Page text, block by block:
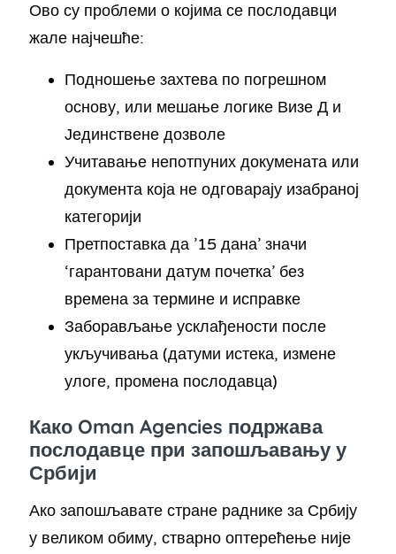
Ово су проблеми о којима се послодавци
жале најчешће:
Подношење захтева по погрешном
основу, или мешање логике Визе Д и
Јединствене дозволе
Учитавање непотпуних докумената или
документа која не одговарају изабраној
категорији
Претпоставка да ’15 дана’ значи
‘гарантовани датум почетка’ без
времена за термине и исправке
Заборављање усклађености после
укључивања (датуми истека, измене
улоге, промена послодавца)
Како Oman Agencies подржава
послодавце при запошљавању у
Србији
Ако запошљавате стране раднике за Србију
у великом обиму, стварно оптерећење није